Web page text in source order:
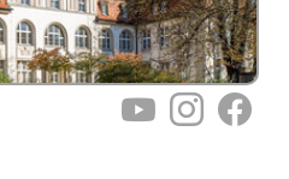
YouTubeInstagram